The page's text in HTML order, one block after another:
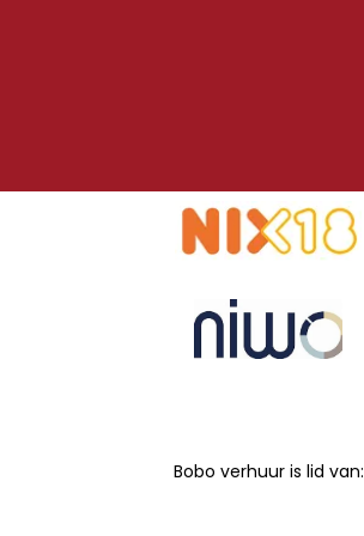
Bobo verhuur is lid van: